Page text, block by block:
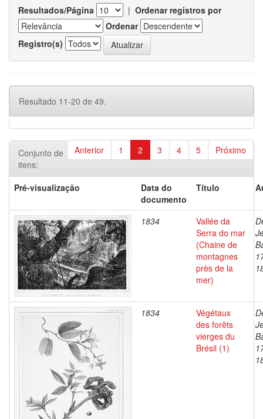
Resultados/Página | Ordenar registros por
Ordenar
Registro(s)
Resultado 11-20 de 49.
Anterior 1 2 3 4 5 Próximo
Conjunto de
itens:
Pré-visualização
Data do
documento
Título
1834
Vallée da
Serra do mar
(Chaine de
montagnes
près de la
mer)
1834
Végétaux
des forêts
vierges du
Brésil (1)